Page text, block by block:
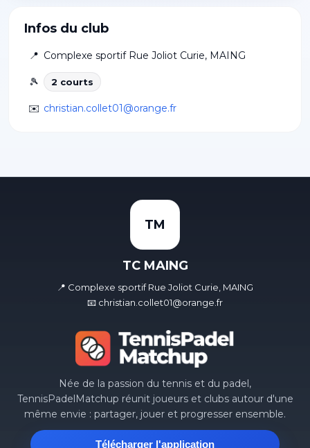
Infos du club
📍 Complexe sportif Rue Joliot Curie, MAING
🎾 2 courts
✉️ christian.collet01@orange.fr
TM
TC MAING
📍 Complexe sportif Rue Joliot Curie, MAING
📧 christian.collet01@orange.fr
Née de la passion du tennis et du padel,
TennisPadelMatchup réunit joueurs et clubs autour d'une
même envie : partager, jouer et progresser ensemble.
Télécharger l'application